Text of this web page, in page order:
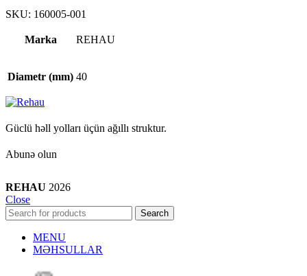
SKU: 160005-001
Marka REHAU
Diametr (mm) 40
Güclü həll yolları üçün ağıllı struktur.
Abunə olun
REHAU 2026
Close
Search
MENU
MƏHSULLAR